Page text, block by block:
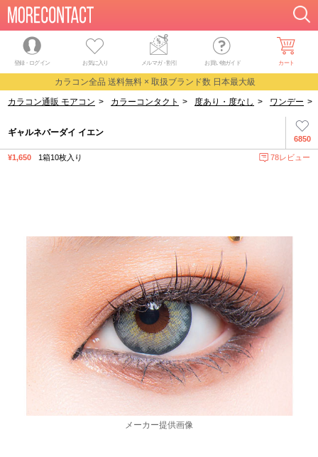
登録・ログイン お気に入り メルマガ・割引 お買い物ガイド カート
カラコン全品 送料無料 × 取扱ブランド数 日本最大級
カラコン通販 モアコン > カラーコンタクト > 度あり・度なし > ワンデー >
6850
ギャルネバーダイ イエン
¥1,650 1箱10枚入り 78レビュー
メーカー提供画像